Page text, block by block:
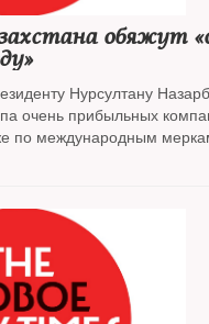
обяжут
Нурсултану
очень прибыльных
по международным